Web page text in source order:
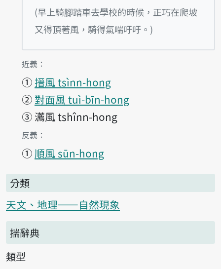
播放例句Thàu-tsá
(早上騎腳踏車去學校的時候，正巧在爬坡
又得頂著風，騎得氣喘吁吁。)
第1項釋義的
近義：
① 搢風 tsìnn-hong
② 對面風 tuì-bīn-hong
③ 瀳風 tshînn-hong
第1項釋義的
反義：
① 順風 sūn-hong
分類
天文、地理——自然現象
揣辭典
類型